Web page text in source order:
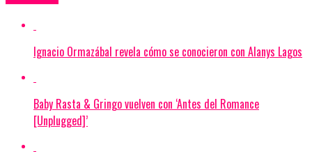
Ignacio Ormazábal revela cómo se conocieron con Alanys Lagos
Baby Rasta & Gringo vuelven con ‘Antes del Romance
[Unplugged]’